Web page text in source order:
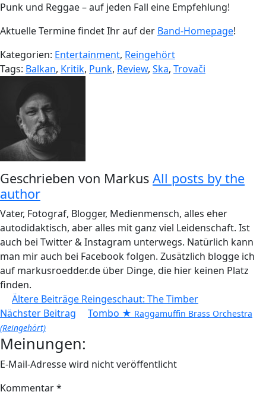
Punk und Reggae – auf jeden Fall eine Empfehlung!
Aktuelle Termine findet Ihr auf der Band-Homepage!
Kategorien: Entertainment, Reingehört
Tags: Balkan, Kritik, Punk, Review, Ska, Trovači
Geschrieben von Markus All posts by the
author
Vater, Fotograf, Blogger, Medienmensch, alles eher
autodidaktisch, aber alles mit ganz viel Leidenschaft. Ist
auch bei Twitter & Instagram unterwegs. Natürlich kann
man mir auch bei Facebook folgen. Zusätzlich blogge ich
auf markusroedder.de über Dinge, die hier keinen Platz
finden.
Beitragsnavigation
Ältere Beiträge Reingeschaut: The Timber
Nächster Beitrag
Tombo ★ Raggamuffin Brass Orchestra
(Reingehört)
Meinungen:
E-Mail-Adresse wird nicht veröffentlicht
Kommentar*